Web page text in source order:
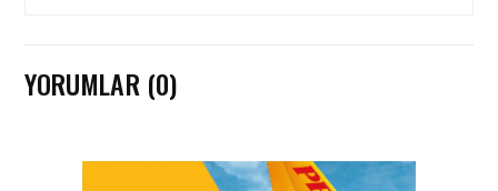
YORUMLAR (0)
İŞ İLANLARI • 24 TEM 2026